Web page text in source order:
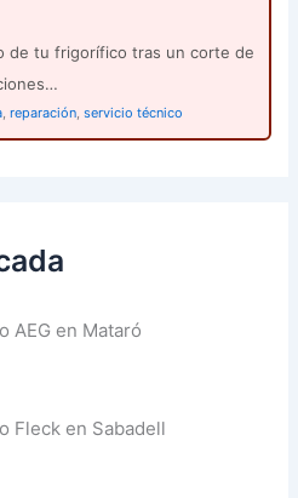
de tu frigorífico tras un corte de
,reparación,servicio técnico
AEG en Mataró
Fleck en Sabadell